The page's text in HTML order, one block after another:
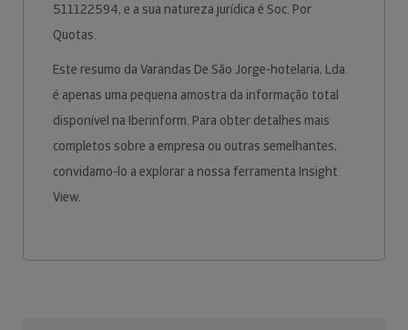
511122594, e a sua natureza jurídica é Soc. Por
Quotas.
Este resumo da Varandas De São Jorge-hotelaria, Lda.
é apenas uma pequena amostra da informação total
disponível na Iberinform. Para obter detalhes mais
completos sobre a empresa ou outras semelhantes,
convidamo-lo a explorar a nossa ferramenta Insight
View.